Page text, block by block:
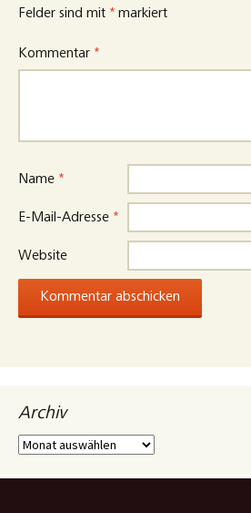
Felder sind mit * markiert
Kommentar *
Name *
E-Mail-Adresse *
Website
Archiv
Archiv